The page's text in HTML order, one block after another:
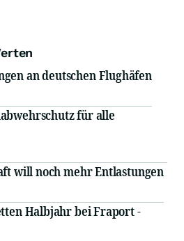
an deutschen Flughäfen
für alle
will noch mehr Entlastungen
Halbjahr bei Fraport -